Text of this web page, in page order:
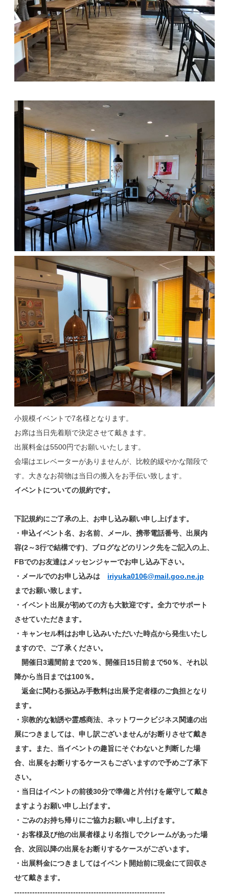
小規模イベントで7名様となります。
お席は当日先着順で決定させて戴きます。
出展料金は5500円でお願いいたします。
会場はエレベーターがありませんが、比較的緩やかな階段で
す。大きなお荷物は当日の搬入をお手伝い致します。
イベントについての規約です。
下記規約にご了承の上、お申し込み願い申し上げます。
・申込イベント名、お名前、メール、携帯電話番号、出展内
容(2～3行で結構です)、ブログなどのリンク先をご記入の上、
FBでのお友達はメッセンジャーでお申し込み下さい。
・メールでのお申し込みは iriyuka0106@mail.goo.ne.jp
までお願い致します。
・イベント出展が初めての方も大歓迎です。全力でサポート
させていただきます。
・キャンセル料はお申し込みいただいた時点から発生いたし
ますので、ご了承ください。
開催日3週間前まで20％、開催日15日前まで50％、それ以
降から当日までは100％。
返金に関わる振込み手数料は出展予定者様のご負担となり
ます。
・宗教的な勧誘や霊感商法、ネットワークビジネス関連の出
展につきましては、申し訳ございませんがお断りさせて戴き
ます。また、当イベントの趣旨にそぐわないと判断した場
合、出展をお断りするケースもございますので予めご了承下
さい。
・当日はイベントの前後30分で準備と片付けを厳守して戴き
ますようお願い申し上げます。
・ごみのお持ち帰りにご協力お願い申し上げます。
・お客様及び他の出展者様より名指しでクレームがあった場
合、次回以降の出展をお断りするケースがございます。
・出展料金につきましてはイベント開始前に現金にて回収さ
せて戴きます。
-----------------------------------------------------------